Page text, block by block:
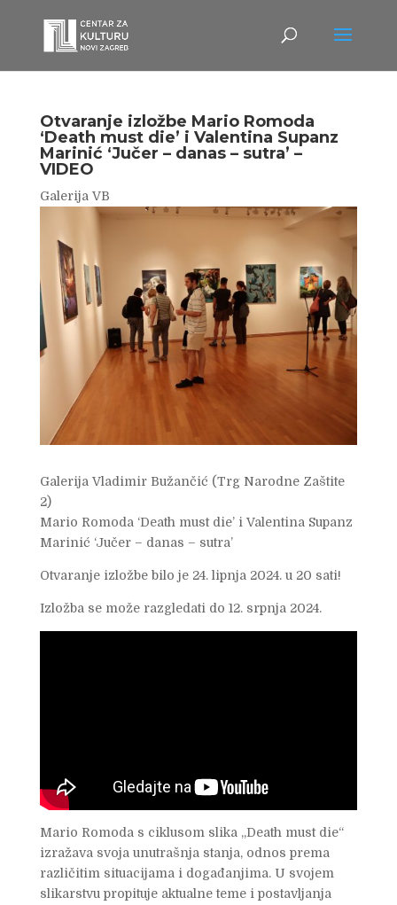
Otvaranje izložbe Mario Romoda
‘Death must die’ i Valentina Supanz
Marinić ‘Jučer – danas – sutra’ –
VIDEO
Galerija VB
Galerija Vladimir Bužančić (Trg Narodne Zaštite
2)
Mario Romoda ‘Death must die’ i Valentina Supanz
Marinić ‘Jučer – danas – sutra’
Otvaranje izložbe bilo je 24. lipnja 2024. u 20 sati!
Izložba se može razgledati do 12. srpnja 2024.
Mario Romoda s ciklusom slika „Death must die“
izražava svoja unutrašnja stanja, odnos prema
različitim situacijama i događanjima. U svojem
slikarstvu propituje aktualne teme i postavljanja